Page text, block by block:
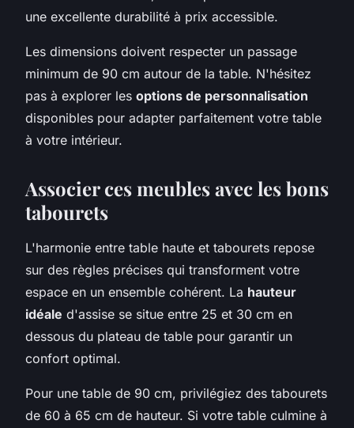
une excellente durabilité à prix accessible.
Les dimensions doivent respecter un passage
minimum de 90 cm autour de la table. N'hésitez
pas à explorer les options de personnalisation
disponibles pour adapter parfaitement votre table
à votre intérieur.
Associer ces meubles avec les bons
tabourets
L'harmonie entre table haute et tabourets repose
sur des règles précises qui transforment votre
espace en un ensemble cohérent. La hauteur
idéale d'assise se situe entre 25 et 30 cm en
dessous du plateau de table pour garantir un
confort optimal.
Pour une table de 90 cm, privilégiez des tabourets
de 60 à 65 cm de hauteur. Si votre table culmine à